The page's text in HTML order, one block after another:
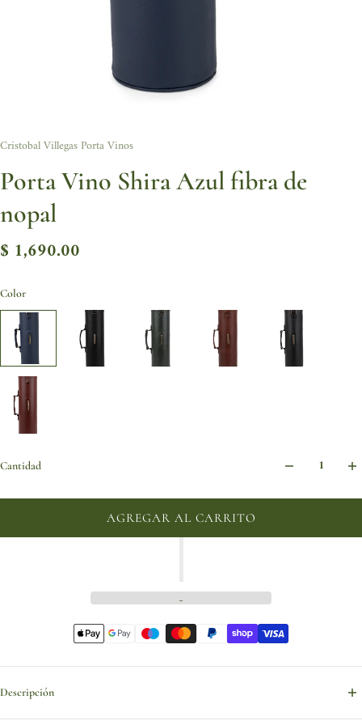
Cristobal Villegas Porta Vinos
Porta Vino Shira Azul fibra de
nopal
$ 1,690.00
Color
Cantidad
AGREGAR AL CARRITO
Descripción